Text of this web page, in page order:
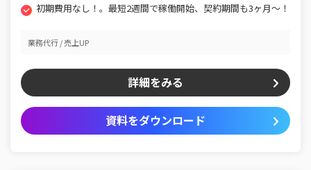
初期費用なし！。最短2週間で稼働開始、契約期間も3ヶ月～！
業務代行 売上UP
詳細をみる
資料をダウンロード